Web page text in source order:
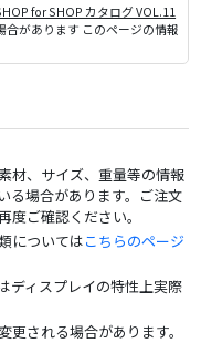
for SHOP カタログ VOL.11
があります このページの情報
材、サイズ、重量等の情報
る場合があります。ご注文
ご確認ください。
についてはこちらのページ
ディスプレイの特性上実際
される場合があります。